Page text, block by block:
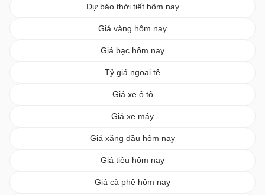
Dự báo thời tiết hôm nay
Giá vàng hôm nay
Giá bạc hôm nay
Tỷ giá ngoại tệ
Giá xe ô tô
Giá xe máy
Giá xăng dầu hôm nay
Giá tiêu hôm nay
Giá cà phê hôm nay